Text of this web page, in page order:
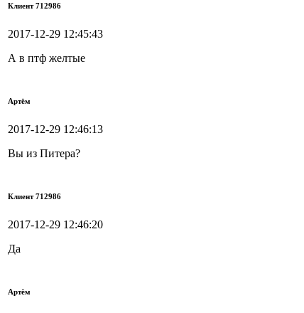
Клиент 712986
2017-12-29 12:45:43
А в птф желтые
Артём
2017-12-29 12:46:13
Вы из Питера?
Клиент 712986
2017-12-29 12:46:20
Да
Артём